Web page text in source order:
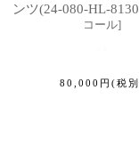
ンツ(24-080-HL-
コール]
80,000 円 (税